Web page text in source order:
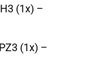
(1x) –
(1x) –